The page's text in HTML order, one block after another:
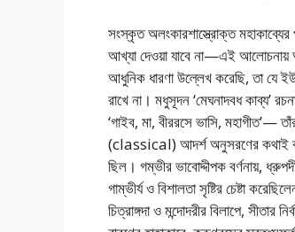
সংস্কৃত অলংকারশাস্ত্রোক্ত মহাকাব্যের
আখ্যা দেওয়া যাবে না—এই আলোচনায়
আধুনিক ধারণা উল্লেখ করেছি, তা যে
রাখে না। মধুসূদন ‘মেঘনাদবধ কাব্য’
‘গাইব, মা, বীররসে ভাসি, মহাগীত’—
(classical) আদর্শ অনুসরণের কথাই
ছিল। গম্ভীর ভাবোদ্দীপক বর্ণনায়,
গাম্ভীর্য ও বিশালতা সৃষ্টির চেষ্টা
চিত্রাঙ্গদা ও মন্দোদরীর বিলাপে, সীতার